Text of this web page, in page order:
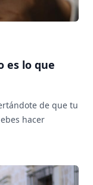
es lo que
de que tu
hacer